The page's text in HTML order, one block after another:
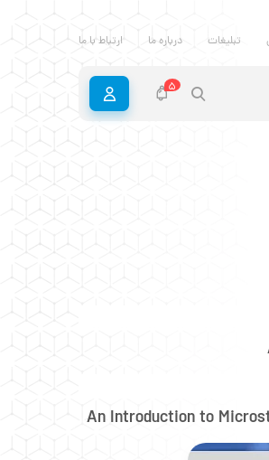
تبلیغات درباره ما ارتباط با ما
5
An Introduction to